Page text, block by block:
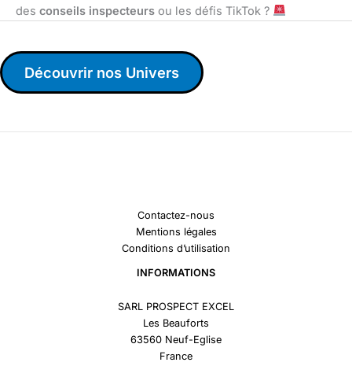
des conseils inspecteurs ou les défis TikTok ?
Découvrir nos Univers
Contactez-nous
Mentions légales
Conditions d’utilisation
INFORMATIONS
SARL PROSPECT EXCEL
Les Beauforts
63560 Neuf-Eglise
France